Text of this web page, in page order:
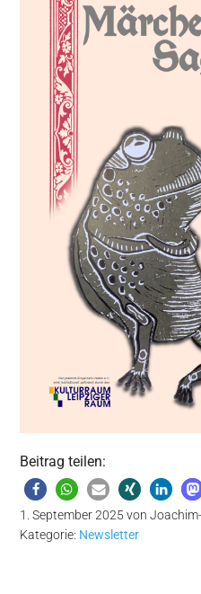
Beitrag teilen:
1. September 2025 von
Kategorie: Newsletter